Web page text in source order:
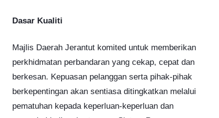
Dasar Kualiti
Majlis Daerah Jerantut komited untuk memberikan
perkhidmatan perbandaran yang cekap, cepat dan
berkesan. Kepuasan pelanggan serta pihak-pihak
berkepentingan akan sentiasa ditingkatkan melalui
pematuhan kepada keperluan-keperluan dan